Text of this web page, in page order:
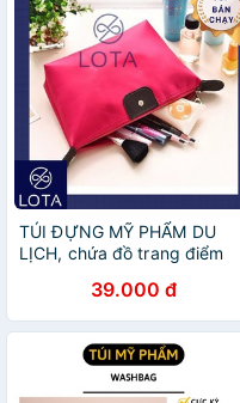
TÚI ĐỰNG MỸ PHẨM DU
LỊCH, chứa đồ trang điểm
kiện đồ linh tinh phụ nữ, đem
đồ du lịch
39.000 đ